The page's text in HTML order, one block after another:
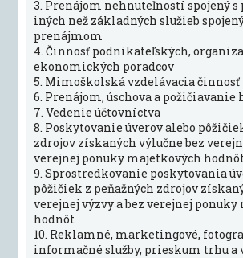
3. Prenájom nehnuteľností spojený
iných než základných služieb
prenájmom
4. Činnosť podnikateľských,
ekonomických poradcov
5. Mimoškolská vzdelávacia činnosť
6. Prenájom, úschova a požičiavanie
7. Vedenie účtovníctva
8. Poskytovanie úverov alebo
zdrojov získaných výlučne bez
verejnej ponuky majetkových
9. Sprostredkovanie poskytovania
pôžičiek z peňažných zdrojov
verejnej výzvy a bez verejnej
hodnôt
10. Reklamné, marketingové,
informačné služby, prieskum trhu a